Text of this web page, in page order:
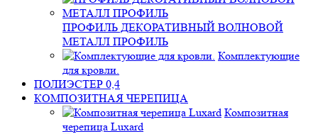
ПРОФИЛЬ ДЕКОРАТИВНЫЙ ВОЛНОВОЙ
МЕТАЛЛ ПРОФИЛЬ
Комплектующие
для кровли.
ПОЛИЭСТЕР 0,4
КОМПОЗИТНАЯ ЧЕРЕПИЦА
Композитная
черепица Luxard